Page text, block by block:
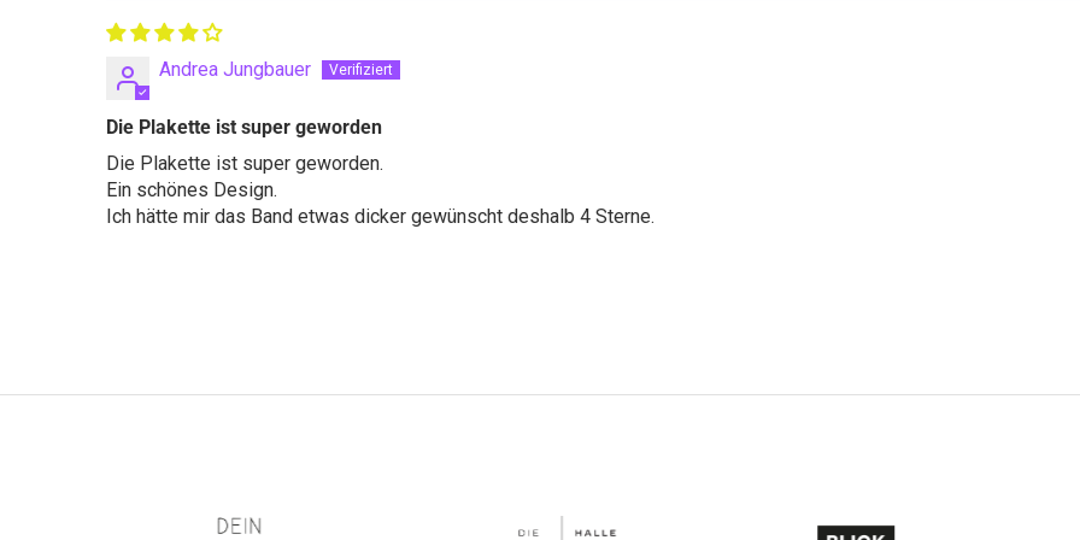
Andrea Jungbauer
Die Plakette ist super geworden
Die Plakette ist super geworden.
Ein schönes Design.
Ich hätte mir das Band etwas dicker gewünscht deshalb 4 Sterne.